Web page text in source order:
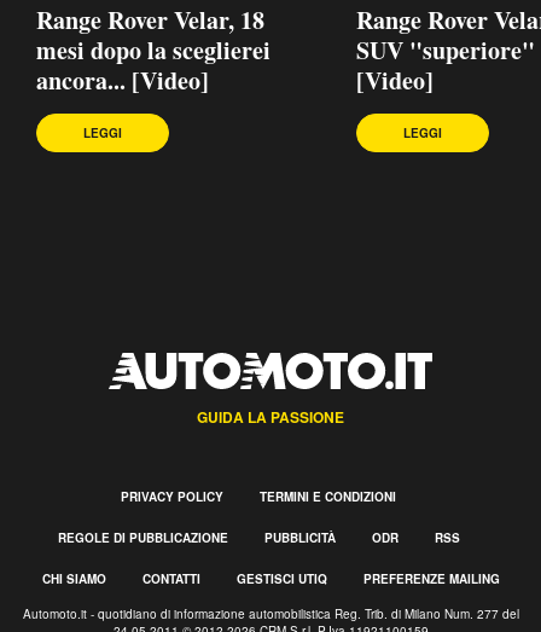
Range Rover Velar, 18
mesi dopo la sceglierei
ancora... [Video]
LEGGI
Range Rover
SUV "superiore"
[Video]
LEGGI
GUIDA LA PASSIONE
PRIVACY POLICY TERMINI E CONDIZIONI
REGOLE DI PUBBLICAZIONE PUBBLICITÀ ODR RSS
CHI SIAMO CONTATTI GESTISCI UTIQ PREFERENZE MAILING
Automoto.it - quotidiano di informazione automobilistica Reg. Trib. di Milano Num. 277 del